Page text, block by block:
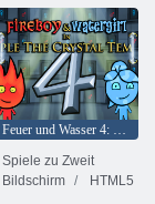
Feuer und Wasser 4: Kristalltempel
Spiele zu Zweit
HTML5